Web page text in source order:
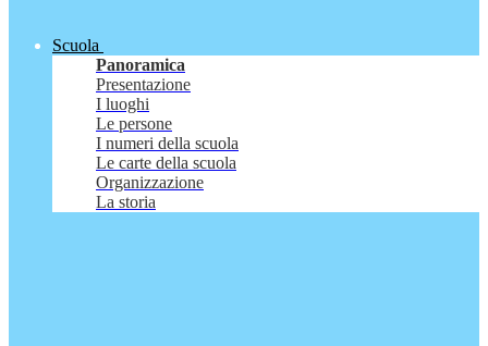
Scuola
Panoramica
Presentazione
I luoghi
Le persone
I numeri della scuola
Le carte della scuola
Organizzazione
La storia